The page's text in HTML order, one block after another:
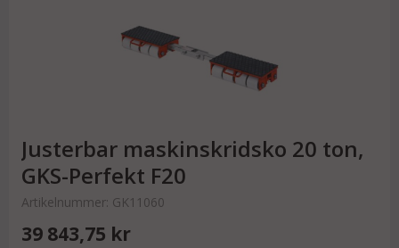
Justerbar maskinskridsko 20 ton,
GKS-Perfekt F20
Artikelnummer: GK11060
39 843,75 kr